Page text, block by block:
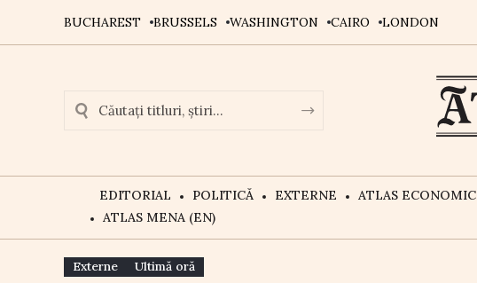
BUCHAREST BRUSSELS WASHINGTON CAIRO LONDON
EDITORIAL POLITICĂ EXTERNE ATLAS ECONOMIC
ATLAS MENA (EN)
Externe Ultimă oră